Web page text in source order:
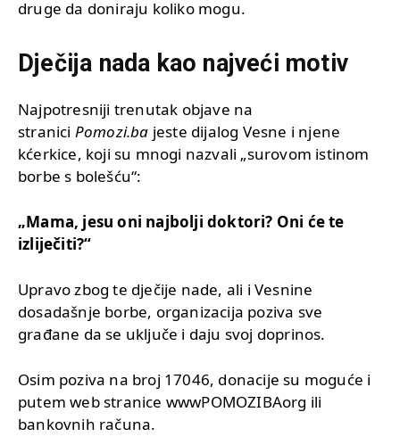
druge da doniraju koliko mogu.
Dječija nada kao najveći motiv
Najpotresniji trenutak objave na
stranici Pomozi.ba jeste dijalog Vesne i njene
kćerkice, koji su mnogi nazvali „surovom istinom
borbe s bolešću“:
„Mama, jesu oni najbolji doktori? Oni će te
izliječiti?“
Upravo zbog te dječije nade, ali i Vesnine
dosadašnje borbe, organizacija poziva sve
građane da se uključe i daju svoj doprinos.
Osim poziva na broj 17046, donacije su moguće i
putem web stranice wwwPOMOZIBAorg ili
bankovnih računa.